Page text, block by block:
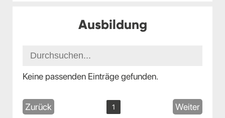
Ausbildung
Keine passenden Einträge gefunden.
Zurück 1 Weiter